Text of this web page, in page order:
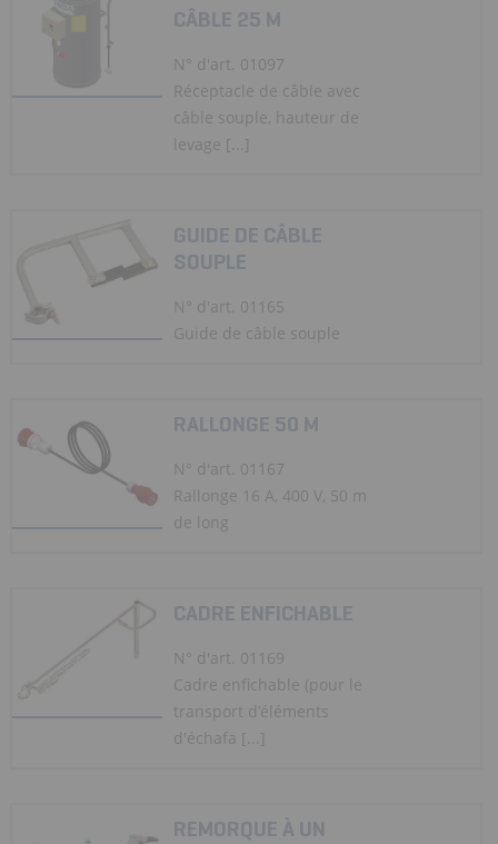
CÂBLE 25 M
N° d'art. 01097
Réceptacle de câble avec
câble souple, hauteur de
levage [...]
GUIDE DE CÂBLE
SOUPLE
N° d'art. 01165
Guide de câble souple
RALLONGE 50 M
N° d'art. 01167
Rallonge 16 A, 400 V, 50 m
de long
CADRE ENFICHABLE
N° d'art. 01169
Cadre enfichable (pour le
transport d’éléments
d'échafa [...]
REMORQUE À UN